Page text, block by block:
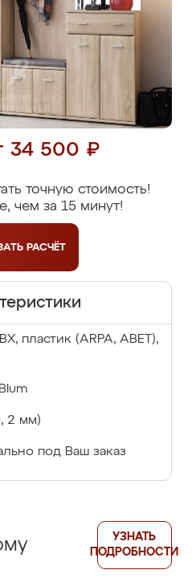
34 500 ₽
точную стоимость!
чем за 15 минут!
РАСЧЁТ
пластик (ARPA, ABET),
2 мм)
под Ваш заказ
УЗНАТЬ
ПОДРОБНОСТИ